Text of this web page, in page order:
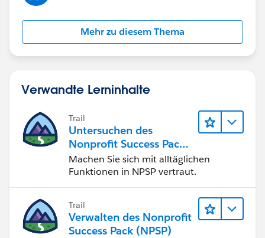
Mehr zu diesem Thema
Verwandte Lerninhalte
Trail
Untersuchen des
Nonprofit Success Pack
(NPSP)
Machen Sie sich mit alltäglichen
Funktionen in NPSP vertraut.
Trail
Verwalten des Nonprofit
Success Pack (NPSP)